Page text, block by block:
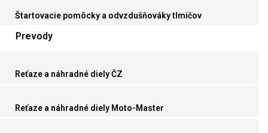
Štartovacie pomôcky a odvzdušňováky tlmičov
Prevody
Reťaze a náhradné diely ČZ
Reťaze a náhradné diely Moto-Master